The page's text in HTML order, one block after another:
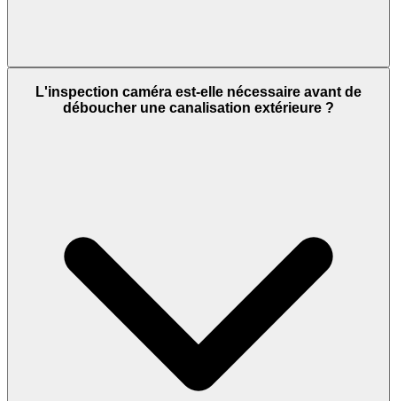
L'inspection caméra est-elle nécessaire avant de
déboucher une canalisation extérieure ?